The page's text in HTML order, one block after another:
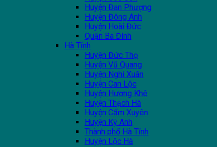
Huyện Đan Phượng
Huyện Đông Anh
Huyện Hoài Đức
Quận Ba Đình
Hà Tĩnh
Huyện Đức Thọ
Huyện Vũ Quang
Huyện Nghi Xuân
Huyện Can Lộc
Huyện Hương Khê
Huyện Thạch Hà
Huyện Cẩm Xuyên
Huyện Kỳ Anh
Thành phố Hà Tĩnh
Huyện Lộc Hà